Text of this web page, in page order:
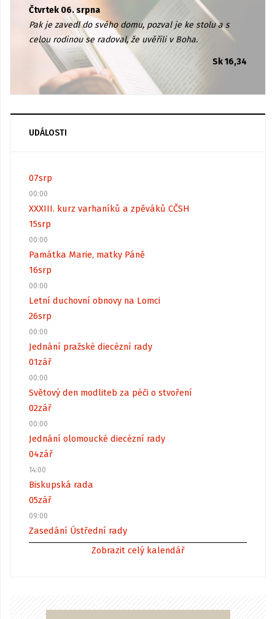
Čtvrtek 06. srpna
Pak je zavedl do svého domu, pozval je ke stolu a s
celou rodinou se radoval, že uvěřili v Boha.
Sk 16,34
UDÁLOSTI
07srp
00:00
XXXIII. kurz varhaníků a zpěváků CČSH
15srp
00:00
Památka Marie, matky Páně
16srp
00:00
Letní duchovní obnovy na Lomci
26srp
00:00
Jednání pražské diecézní rady
01zář
00:00
Světový den modliteb za péči o stvoření
02zář
00:00
Jednání olomoucké diecézní rady
04zář
14:00
Biskupská rada
05zář
09:00
Zasedání Ústřední rady
Zobrazit celý kalendář